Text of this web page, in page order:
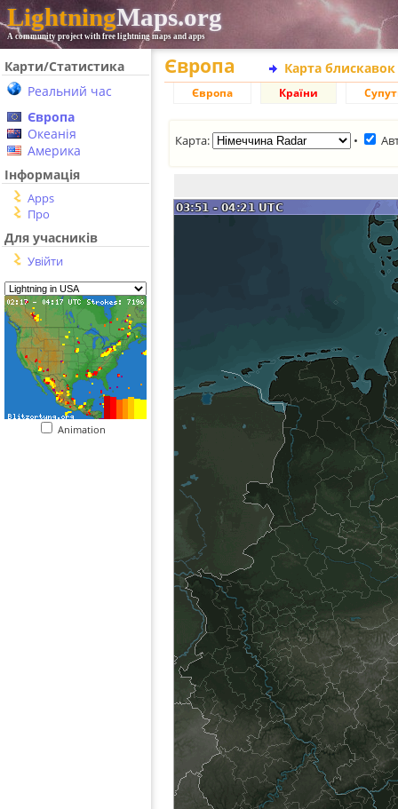
LightningMaps.org
A community project with free lightning maps and apps
Карти/Статистика
Реальний час
Європа
Океанія
Америка
Інформація
Apps
Про
Для учасників
Увійти
Animation
Європа Карта
Європа Країни
Карта: •